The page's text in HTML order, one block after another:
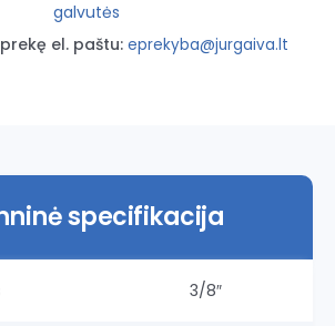
galvutės
el. paštu: eprekyba@jurgaiva.lt
specifikacija
3/8″